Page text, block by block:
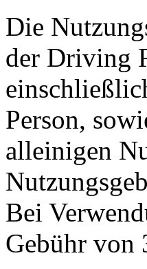
Die
der Driving
Person,
alleinigen
Bei
Gebühr von